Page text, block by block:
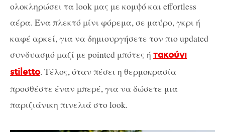
ολοκληρώσει τα look μας με κομψό και effortless
αέρα. Ένα πλεκτό μίνι φόρεμα, σε μαύρο, γκρι ή
καφέ αρκεί, για να δημιουργήσετε τον πιο updated
συνδυασμό μαζί με pointed μπότες ή τακούνι
stiletto. Τέλος, όταν πέσει η θερμοκρασία
προσθέστε έναν μπερέ, για να δώσετε μια
παριζιάνικη πινελιά στο look.